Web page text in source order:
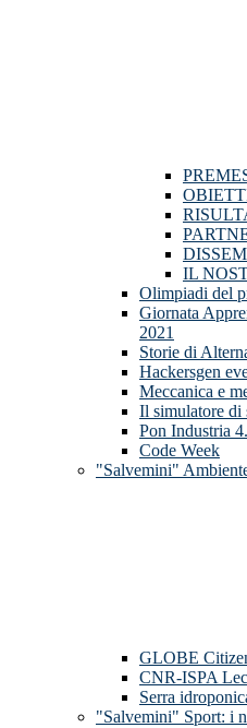
IL
Olimpiadi del
Giornata
2021
Storie di
Hackersgen
Meccanica e
Il simulatore di
Pon Industria
Code Week
"Salvemini"
GLOBE
CNR-ISPA
Serra
"Salvemini" Sport: i